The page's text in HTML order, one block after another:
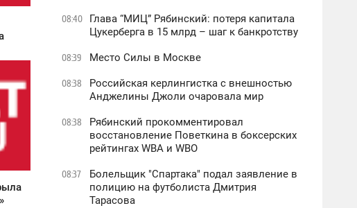
08:40
Глава “МИЦ” Рябинский: потеря капитала
Цукерберга в 15 млрд – шаг к банкротству
08:39 Место Силы в Москве
08:38
Российская керлингистка с внешностью
Анджелины Джоли очаровала мир
08:38
Рябинский прокомментировал
восстановление Поветкина в боксерских
рейтингах WBA и WBO
08:37
Болельщик "Спартака" подал заявление в
полицию на футболиста Дмитрия
Тарасова